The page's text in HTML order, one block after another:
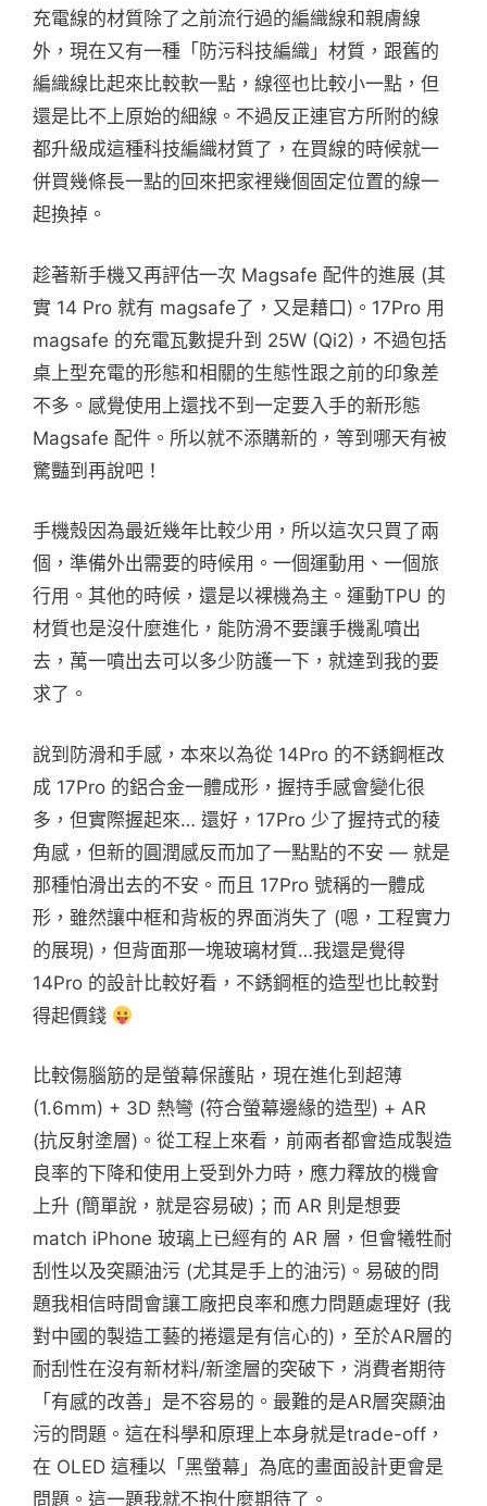
充電線的材質除了之前流行過的編織線和親膚線
外，現在又有一種「防污科技編織」材質，跟舊的
編織線比起來比較軟一點，線徑也比較小一點，但
還是比不上原始的細線。不過反正連官方所附的線
都升級成這種科技編織材質了，在買線的時候就一
併買幾條長一點的回來把家裡幾個固定位置的線一
起換掉。
趁著新手機又再評估一次 Magsafe 配件的進展 (其
實 14 Pro 就有 magsafe了，又是藉口)。17Pro 用
magsafe 的充電瓦數提升到 25W (Qi2)，不過包括
桌上型充電的形態和相關的生態性跟之前的印象差
不多。感覺使用上還找不到一定要入手的新形態
Magsafe 配件。所以就不添購新的，等到哪天有被
驚豔到再說吧！
手機殼因為最近幾年比較少用，所以這次只買了兩
個，準備外出需要的時候用。一個運動用、一個旅
行用。其他的時候，還是以裸機為主。運動TPU 的
材質也是沒什麼進化，能防滑不要讓手機亂噴出
去，萬一噴出去可以多少防護一下，就達到我的要
求了。
說到防滑和手感，本來以為從 14Pro 的不銹鋼框改
成 17Pro 的鋁合金一體成形，握持手感會變化很
多，但實際握起來… 還好，17Pro 少了握持式的稜
角感，但新的圓潤感反而加了一點點的不安 — 就是
那種怕滑出去的不安。而且 17Pro 號稱的一體成
形，雖然讓中框和背板的界面消失了 (嗯，工程實力
的展現)，但背面那一塊玻璃材質…我還是覺得
14Pro 的設計比較好看，不銹鋼框的造型也比較對
得起價錢
比較傷腦筋的是螢幕保護貼，現在進化到超薄
(1.6mm) + 3D 熱彎 (符合螢幕邊緣的造型) + AR
(抗反射塗層)。從工程上來看，前兩者都會造成製造
良率的下降和使用上受到外力時，應力釋放的機會
上升 (簡單說，就是容易破)；而 AR 則是想要
match iPhone 玻璃上已經有的 AR 層，但會犧牲耐
刮性以及突顯油污 (尤其是手上的油污)。易破的問
題我相信時間會讓工廠把良率和應力問題處理好 (我
對中國的製造工藝的捲還是有信心的)，至於AR層的
耐刮性在沒有新材料/新塗層的突破下，消費者期待
「有感的改善」是不容易的。最難的是AR層突顯油
污的問題。這在科學和原理上本身就是trade-off，
在 OLED 這種以「黑螢幕」為底的畫面設計更會是
問題。這一題我就不抱什麼期待了。